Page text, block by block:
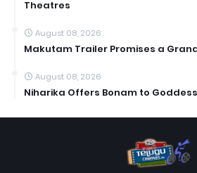
Theatres
August 08, 2026
Makutam Trailer Promises a
August 08, 2026
Niharika Offers Bonam to